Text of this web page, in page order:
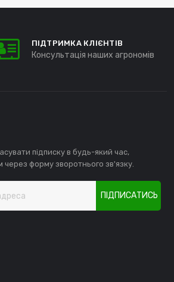
ПІДТРИМКА КЛІЄНТІВ
Консультація наших агрономів
підписку в будь-який час,
форму зворотнього зв'язку.
ПІДПИСАТИСЬ